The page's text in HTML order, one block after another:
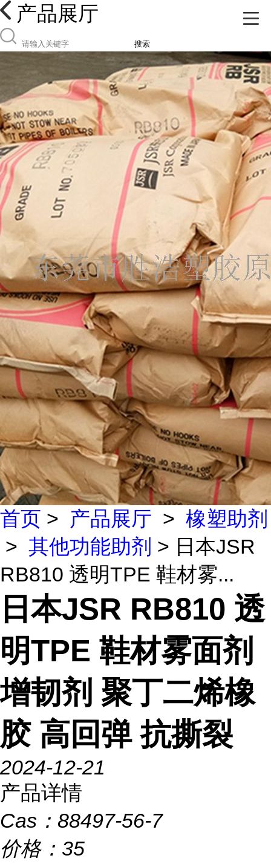
产品展厅
搜索
首页 > 产品展厅 > 橡塑助剂
> 其他功能助剂 > 日本JSR
RB810 透明TPE 鞋材雾...
日本JSR RB810 透
明TPE 鞋材雾面剂
增韧剂 聚丁二烯橡
胶 高回弹 抗撕裂
2024-12-21
产品详情
Cas： 88497-56-7
价格： 35